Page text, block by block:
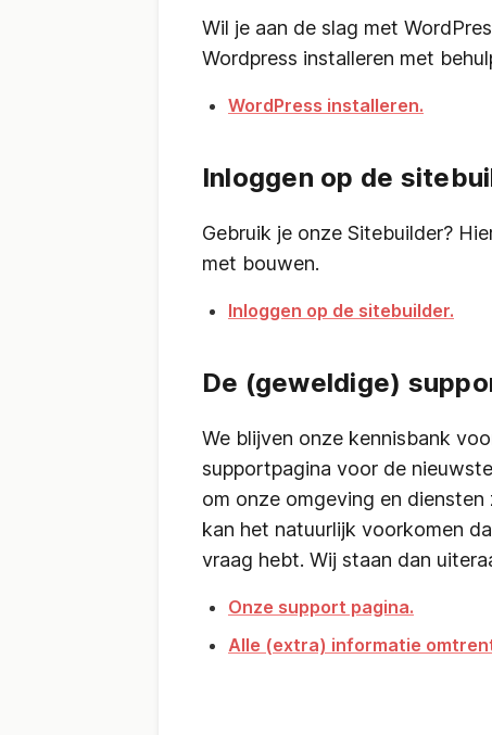
Wil je aan de slag met
Wordpress installeren met
WordPress installeren.
Inloggen op de
Gebruik je onze Sitebuilder?
met bouwen.
Inloggen op de sitebuilder.
De (geweldige)
We blijven onze kennisbank
supportpagina voor de
om onze omgeving en
kan het natuurlijk voorkomen
vraag hebt. Wij staan dan
Onze support pagina.
Alle (extra) informatie